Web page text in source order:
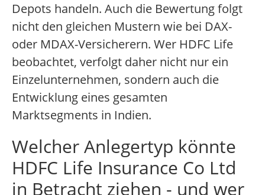
Depots handeln. Auch die Bewertung folgt
nicht den gleichen Mustern wie bei DAX-
oder MDAX-Versicherern. Wer HDFC Life
beobachtet, verfolgt daher nicht nur ein
Einzelunternehmen, sondern auch die
Entwicklung eines gesamten
Marktsegments in Indien.
Welcher Anlegertyp könnte
HDFC Life Insurance Co Ltd
in Betracht ziehen - und wer